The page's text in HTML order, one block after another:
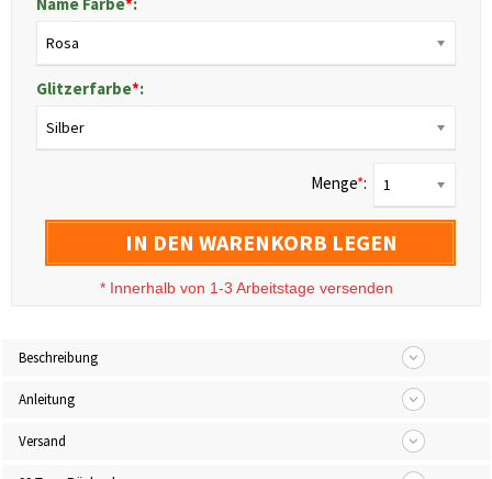
Rosa
Glitzerfarbe*:
Silber
Menge*: 1
IN DEN WARENKORB LEGEN
* Innerhalb von 1-3 Arbeitstage versenden
Beschreibung
Anleitung
Versand